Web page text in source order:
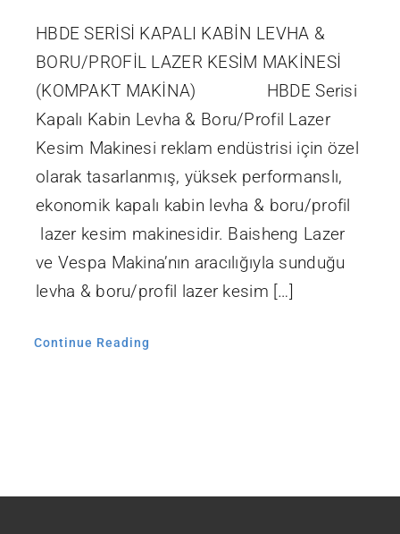
HBDE SERİSİ KAPALI KABİN LEVHA &
BORU/PROFİL LAZER KESİM MAKİNESİ
(KOMPAKT MAKİNA) HBDE Serisi
Kapalı Kabin Levha & Boru/Profil Lazer
Kesim Makinesi reklam endüstrisi için özel
olarak tasarlanmış, yüksek performanslı,
ekonomik kapalı kabin levha & boru/profil
lazer kesim makinesidir. Baisheng Lazer
ve Vespa Makina’nın aracılığıyla sunduğu
levha & boru/profil lazer kesim […]
Continue Reading